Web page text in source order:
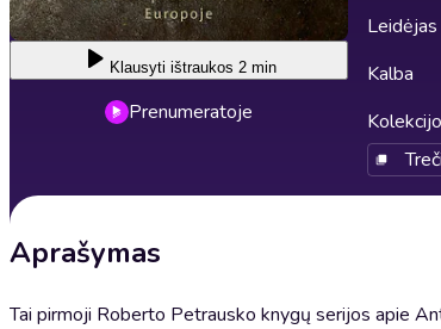
Klausyti ištraukos 2 min
Prenumeratoje
Leidėjas
Kalba
Aprašymas
Tai pirmoji Roberto Petrausko knygų serijos apie